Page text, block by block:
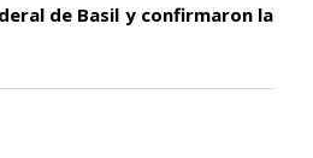
de Basil y confirmaron la